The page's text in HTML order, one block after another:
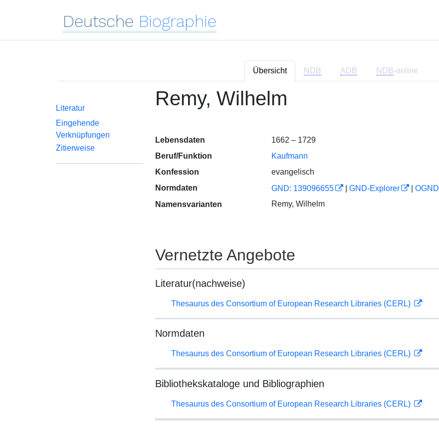
Deutsche Biographie
Übersicht NDB ADB NDB-online
Literatur
Eingehende
Verknüpfungen
Zitierweise
Remy, Wilhelm
Lebensdaten
1662 – 1729
Beruf/Funktion
Kaufmann
Konfession
evangelisch
Normdaten
GND: 139096655 GND-Explorer OGND
Namensvarianten
Remy, Wilhelm
Vernetzte Angebote
Literatur(nachweise)
Thesaurus des Consortium of European Research Libraries (CERL)
Normdaten
Thesaurus des Consortium of European Research Libraries (CERL)
Bibliothekskataloge und Bibliographien
Thesaurus des Consortium of European Research Libraries (CERL)